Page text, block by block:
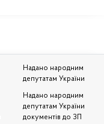
Надано народним
депутатам України
Надано народним
депутатам України
документів до ЗП